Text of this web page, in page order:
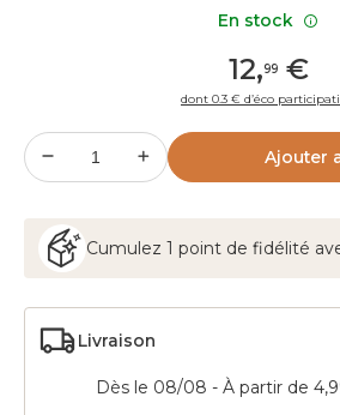
12,99€
dont 0.3 € d’éco
Ajouter
Cumulez 1 point de fidélité
Livraison
Dès le 08/08 - À partir de